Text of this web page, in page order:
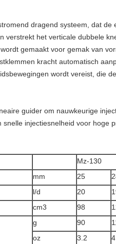
dragend systeem, dat
verstrekt het verticale dubbele
gemaakt voor gemak van
kracht automatisch
wordt vereist, die
guider om nauwkeurige
injectiesnelheid voor hoge
Mz-130
mm 25
l/d 20
cm3 98
g 90
oz
3.2
4